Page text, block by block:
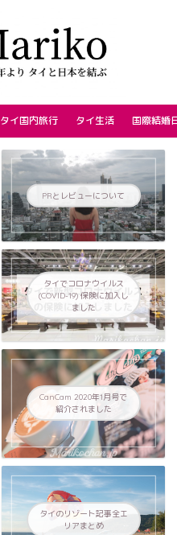
タイ国内旅行 タイ生活 国際結婚
PRとレビューについて
タイでコロナウイルス
(COVID-19) 保険に加入し
ました
CanCam 2020年1月号で
紹介されました
タイのリゾート記事全エ
リアまとめ